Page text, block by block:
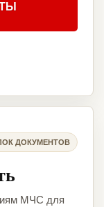
ДОКУМЕНТОВ
МЧС для